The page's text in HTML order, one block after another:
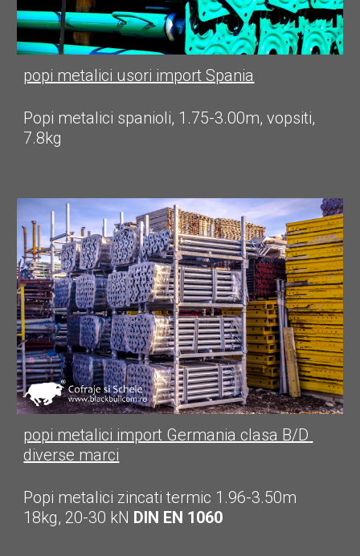
popi metalici usori import Spania
Popi metalici spanioli, 1.75-3.00m, vopsiti,
7.8kg
popi metalici import Germania clasa B/D
diverse marci
Popi metalici zincati termic 1.96-3.50m
18kg, 20-30 kN DIN EN 1060